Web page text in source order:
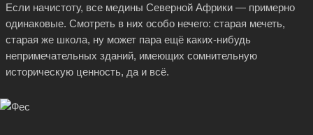
Если начистоту, все медины Северной Африки — примерно
одинаковые. Смотреть в них особо нечего: старая мечеть,
старая же школа, ну может пара ещё каких-нибудь
непримечательных зданий, имеющих сомнительную
историческую ценность, да и всё.